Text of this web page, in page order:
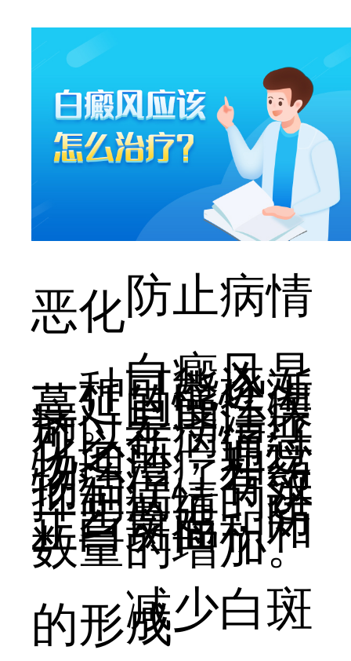
防止病情
恶化
白癜风是
一种可能逐渐
蔓延的慢性疾
病。早期治疗
可以在病情恶
化之前，通过
物理治疗和药
物治疗，有效
抑制病情的进
一步蔓延，防
止白斑面积和
数量的增加。
减少白斑
的形成